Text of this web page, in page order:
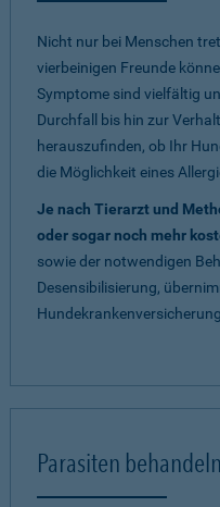
Nicht nur bei Menschen
vierbeinigen Freunde
Symptome sind vielfältig
Durchfall bis hin zur
herauszufinden, ob Ihr
die Möglichkeit eines
Je nach Tierarzt und
oder sogar noch mehr
sowie der notwendigen
Desensibilisierung,
Parasiten